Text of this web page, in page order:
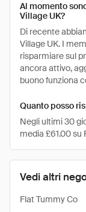
Vedi altri
Flat Tummy Co
Al momento
Village UK?
Di recente
Village UK. I
risparmiare sul
ancora attivo,
buono funziona
Quanto posso
Negli ultimi 30
media £61.00 su